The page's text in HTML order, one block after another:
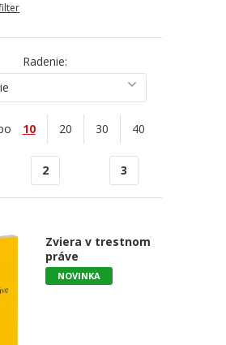
Radenie:
10 20 30 40
2 3
Zviera v trestnom
práve
NOVINKA